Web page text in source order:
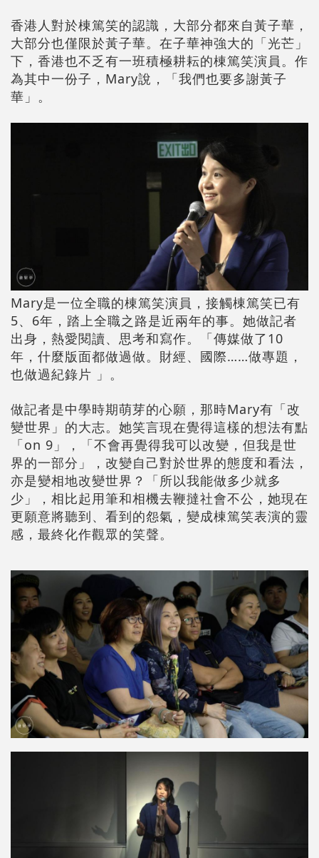
香港人對於棟篤笑的認識，大部分都來自黃子華，
大部分也僅限於黃子華。在子華神強大的「光芒」
下，香港也不乏有一班積極耕耘的棟篤笑演員。作
為其中一份子，Mary說，「我們也要多謝黃子
華」。
Mary是一位全職的棟篤笑演員，接觸棟篤笑已有
5、6年，踏上全職之路是近兩年的事。她做記者
出身，熱愛閱讀、思考和寫作。「傳媒做了10
年，什麼版面都做過做。財經、國際……做專題，
也做過紀錄片 」。
做記者是中學時期萌芽的心願，那時Mary有「改
變世界」的大志。她笑言現在覺得這樣的想法有點
「on 9」，「不會再覺得我可以改變，但我是世
界的一部分」，改變自己對於世界的態度和看法，
亦是變相地改變世界？「所以我能做多少就多
少」，相比起用筆和相機去鞭撻社會不公，她現在
更願意將聽到、看到的怨氣，變成棟篤笑表演的靈
感，最終化作觀眾的笑聲。